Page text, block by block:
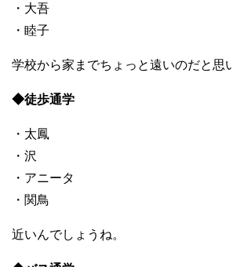
・大吾
・睦子
学校から家までちょっと遠いのだと思
◆徒歩通学
・太鳳
・沢
・アニータ
・関鳥
近いんでしょうね。